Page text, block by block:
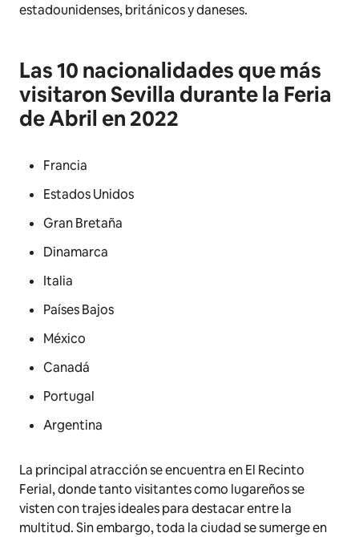
estadounidenses, británicos y daneses.
Las 10 nacionalidades que más
visitaron Sevilla durante la Feria
de Abril en 2022
Francia
Estados Unidos
Gran Bretaña
Dinamarca
Italia
Países Bajos
México
Canadá
Portugal
Argentina
La principal atracción se encuentra en El Recinto
Ferial, donde tanto visitantes como lugareños se
visten con trajes ideales para destacar entre la
multitud. Sin embargo, toda la ciudad se sumerge en